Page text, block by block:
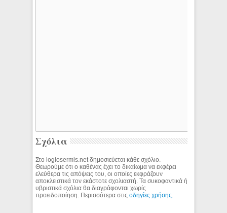
Σχόλια
Στο logiosermis.net δημοσιεύεται κάθε σχόλιο.
Θεωρούμε ότι ο καθένας έχει το δικαίωμα να εκφέρει
ελεύθερα τις απόψεις του, οι οποίες εκφράζουν
αποκλειστικά τον εκάστοτε σχολιαστή. Τα συκοφαντικά ή
υβριστικά σχόλια θα διαγράφονται χωρίς
προειδοποίηση. Περισσότερα στιςοδηγίες χρήσης